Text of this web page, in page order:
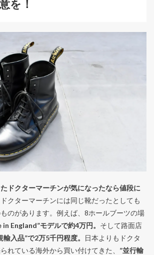
を！
ドクターマーチンが気になったなら値段に
ドクターマーチンには同じ靴だったとしても
のがあります。例えば、8ホールブーツの場
England”モデルで約4万円。 そして路面店
輸入品”で2万5千円程度。
日本よりもドクタ
れている海外から買い付けてきた、 ”並行輸